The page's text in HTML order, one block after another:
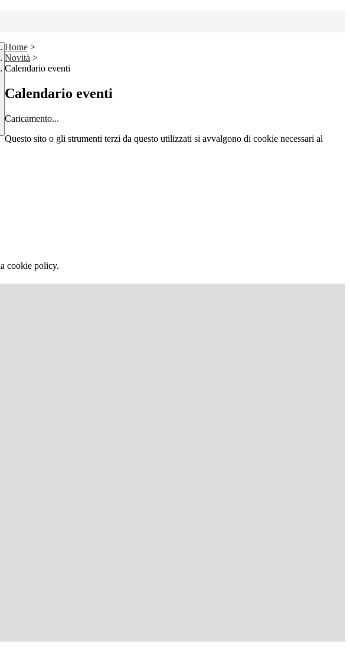
Home >
Novità >
Calendario eventi
Calendario eventi
Caricamento...
Questo sito o gli strumenti terzi da questo utilizzati si avvalgono di cookie necessari al
cookie policy.